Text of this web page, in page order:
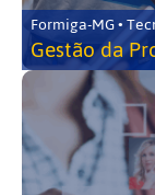
Formiga-MG •
Gestão da